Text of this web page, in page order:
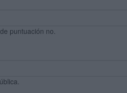
puntuación no.